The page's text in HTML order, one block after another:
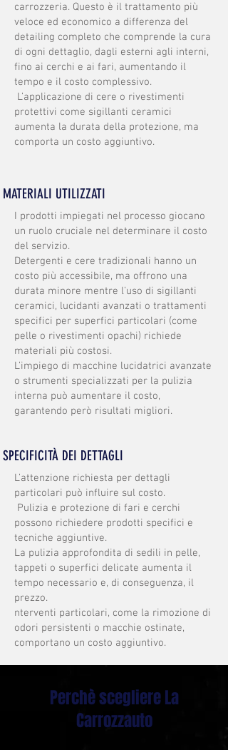
carrozzeria. Questo è il trattamento più
veloce ed economico a differenza del
detailing completo che comprende la cura
di ogni dettaglio, dagli esterni agli interni,
fino ai cerchi e ai fari, aumentando il
tempo e il costo complessivo.
L’applicazione di cere o rivestimenti
protettivi come sigillanti ceramici
aumenta la durata della protezione, ma
comporta un costo aggiuntivo.
MATERIALI UTILIZZATI
I prodotti impiegati nel processo giocano
un ruolo cruciale nel determinare il costo
del servizio.
Detergenti e cere tradizionali hanno un
costo più accessibile, ma offrono una
durata minore mentre l’uso di sigillanti
ceramici, lucidanti avanzati o trattamenti
specifici per superfici particolari (come
pelle o rivestimenti opachi) richiede
materiali più costosi.
L’impiego di macchine lucidatrici avanzate
o strumenti specializzati per la pulizia
interna può aumentare il costo,
garantendo però risultati migliori.
SPECIFICITÀ DEI DETTAGLI
L’attenzione richiesta per dettagli
particolari può influire sul costo.
Pulizia e protezione di fari e cerchi
possono richiedere prodotti specifici e
tecniche aggiuntive.
La pulizia approfondita di sedili in pelle,
tappeti o superfici delicate aumenta il
tempo necessario e, di conseguenza, il
prezzo.
nterventi particolari, come la rimozione di
odori persistenti o macchie ostinate,
comportano un costo aggiuntivo.
Perchè scegliere La
Carrozzauto